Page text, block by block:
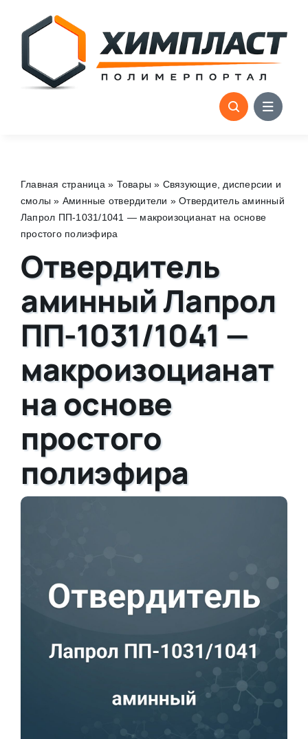
content
Главная страница » Товары » Связующие, дисперсии и
смолы » Аминные отвердители »Отвердитель аминный
Лапрол ПП-1031/1041 — макроизоцианат на основе
простого полиэфира
Отвердитель
аминный Лапрол
ПП-1031/1041 —
макроизоцианат
на основе
простого
полиэфира